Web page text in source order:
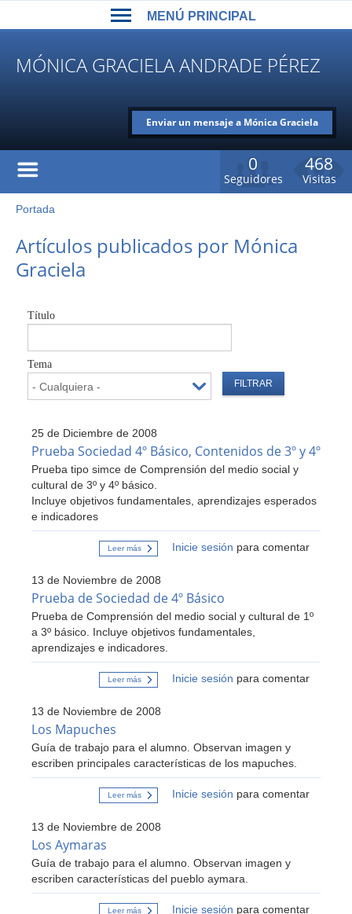
MÓNICA GRACIELA ANDRADE PÉREZ
Enviar un mensaje a Mónica Graciela
468
Visitas
0
Seguidores
Usted
está
aquí
Portada
to
top
Artículos publicados por Mónica
Graciela
Título
Tema
25 de Diciembre de 2008
Prueba Sociedad 4º Básico, Contenidos de 3º y 4º
Prueba tipo simce de Comprensión del medio social y
cultural de 3º y 4º básico.
Incluye objetivos fundamentales, aprendizajes esperados
e indicadores
Leer más sobre
Prueba
4º
Básico,
Contenidos
de
y
4º
Inicie sesión para comentar
13 de Noviembre de 2008
Prueba de Sociedad de 4º Básico
Prueba de Comprensión del medio social y cultural de 1º
a 3º básico. Incluye objetivos fundamentales,
aprendizajes e indicadores.
Leer más sobre
Prueba
Sociedad
Básico
Inicie sesión para comentar
13 de Noviembre de 2008
Los Mapuches
Guía de trabajo para el alumno. Observan imagen y
escriben principales características de los mapuches.
Leer más sobre
Los
Inicie sesión para comentar
13 de Noviembre de 2008
Los Aymaras
Guía de trabajo para el alumno. Observan imagen y
escriben características del pueblo aymara.
Leer más sobre
Inicie sesión para comentar
MENÚ PRINCIPAL
MENÚ
PRINCIPAL